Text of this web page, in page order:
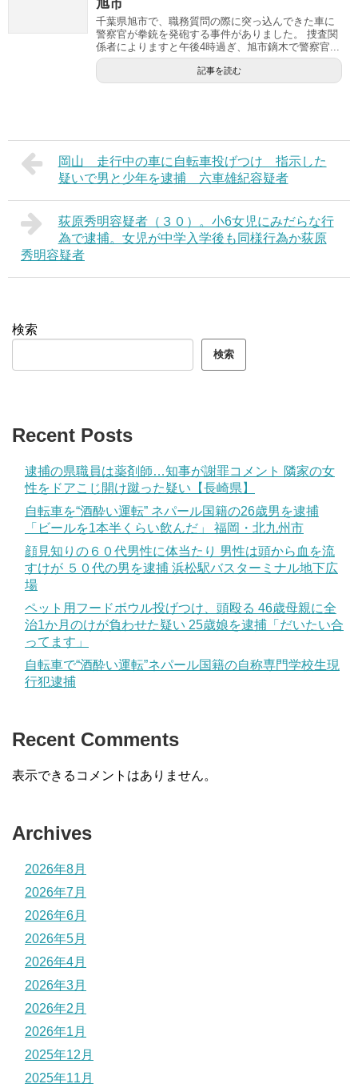
旭市
千葉県旭市で、職務質問の際に突っ込んできた車に
警察官が拳銃を発砲する事件がありました。 捜査関
係者によりますと午後4時過ぎ、旭市鏑木で警察官...
記事を読む
岡山 走行中の車に自転車投げつけ 指示した
疑いで男と少年を逮捕 六車雄紀容疑者
荻原秀明容疑者（３０）。小6女児にみだらな行
為で逮捕。女児が中学入学後も同様行為か荻原
秀明容疑者
検索
検索
Recent Posts
逮捕の県職員は薬剤師…知事が謝罪コメント 隣家の女
性をドアこじ開け蹴った疑い【長崎県】
自転車を“酒酔い運転” ネパール国籍の26歳男を逮捕
「ビールを1本半くらい飲んだ」 福岡・北九州市
顔見知りの６０代男性に体当たり 男性は頭から血を流
すけが ５０代の男を逮捕 浜松駅バスターミナル地下広
場
ペット用フードボウル投げつけ、頭殴る 46歳母親に全
治1か月のけが負わせた疑い 25歳娘を逮捕「だいたい合
ってます」
自転車で“酒酔い運転”ネパール国籍の自称専門学校生現
行犯逮捕
Recent Comments
表示できるコメントはありません。
Archives
2026年8月
2026年7月
2026年6月
2026年5月
2026年4月
2026年3月
2026年2月
2026年1月
2025年12月
2025年11月